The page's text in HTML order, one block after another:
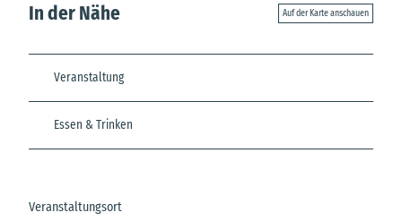
In der Nähe Auf der Karte anschauen
Veranstaltung
Essen & Trinken
Veranstaltungsort